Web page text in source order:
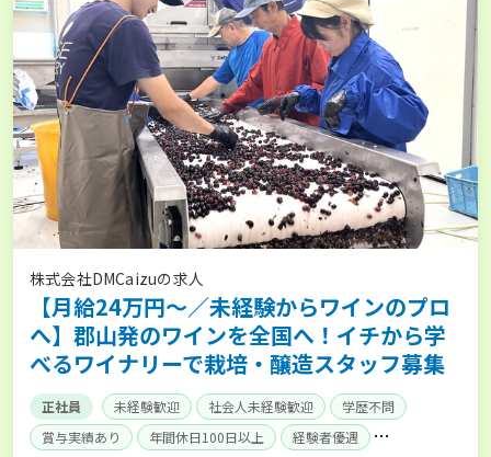
株式会社DMCaizuの求人
【月給24万円～／未経験からワインのプロ
へ】郡山発のワインを全国へ！イチから学
べるワイナリーで栽培・醸造スタッフ募集
正社員 未経験歓迎 社会人未経験歓迎
学歴不問
賞与実績あり
年間休日100日以上
経験者優遇